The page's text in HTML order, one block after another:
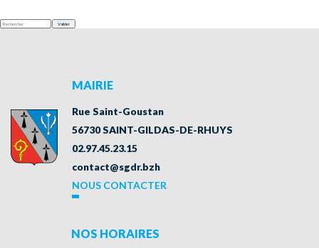
Valider
MAIRIE
Rue Saint-Goustan
56730 SAINT-GILDAS-DE-RHUYS
02.97.45.23.15
contact@sgdr.bzh
NOUS CONTACTER
NOS HORAIRES